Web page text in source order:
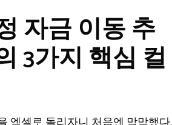
자금 이동 추
3가지 핵심 컬